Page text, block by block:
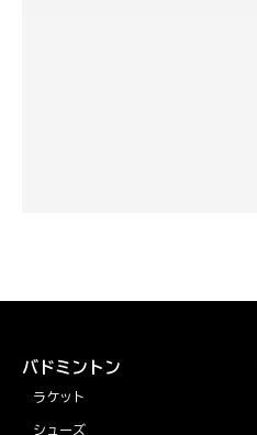
バドミントン
ラケット
シューズ